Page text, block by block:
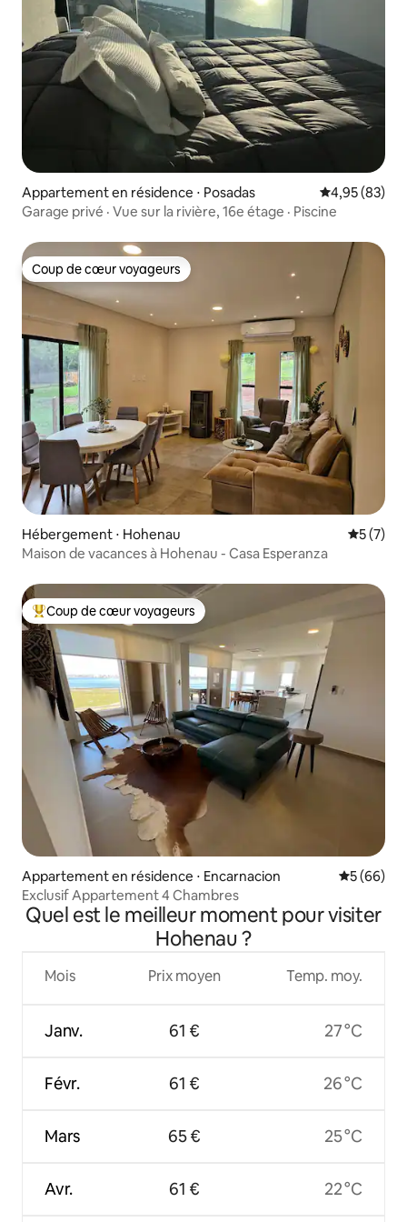
Appartement en résidence ⋅ Posadas Évaluation
4,95 (83)
Garage privé · Vue sur la rivière, 16e étage · Piscine
Coup de cœur voyageurs
Coup de cœur voyageurs
Hébergement ⋅ Hohenau
5 (7)
Maison de vacances à Hohenau - Casa Esperanza
Coups de cœur voyageurs les plus appréciés
Coup de cœur voyageurs
Appartement en résidence ⋅ Encarnacion
5 (66)
Exclusif Appartement 4 Chambres
Quel est le meilleur moment pour visiter
Hohenau ?
Mois
Janv.
Févr.
Mars
Avr.
Prix moyen
61 €
61 €
65 €
61 €
Temp. moy.
27 °C
26 °C
25 °C
22 °C